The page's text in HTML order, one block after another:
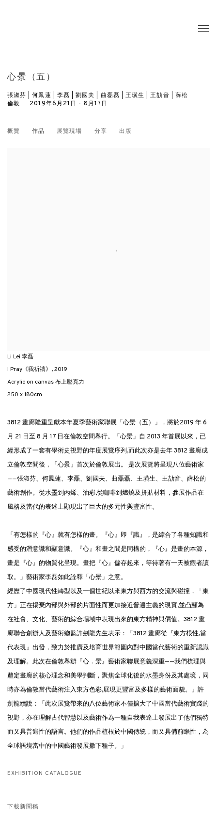
心·景（五）
張淑芬 | 何鳳蓮 | 李磊 | 劉國夫 | 曲磊磊 | 王璜生 | 王劼音 | 薛松
2019年6月21日 - 8月17日
倫敦
概覽 作品 展覽現場 分享 出版
Li Lei 李磊
I Pray《我祈禱》 ,2019
Acrylic on canvas 布上壓克力
250 x 180cm
3812 畫廊隆重呈獻本年夏季藝術家聯展「心·景（五）」，將於2019 年 6
月 21 日至 8 月 17 日在倫敦空間舉行。「心·景」自 2013 年首展以來，已
經形成了一套有學術史視野的年度展覽序列,而此次亦是去年 3812 畫廊成
立倫敦空間後，「心·景」首次於倫敦展出。 是次展覽將呈現八位藝術家
——張淑芬、何鳳蓮、李磊、劉國夫、曲磊磊、王璜生、王劼音、薛松的
藝術創作。從水墨到丙烯、油彩,從咖啡到燃燒及拼貼材料，參展作品在
風格及當代的表述上顯現出了巨大的多元性與豐富性。
「有怎樣的『心』就有怎樣的畫。『心』即『識』，是綜合了各種知識和
感受的潛意識和顯意識。『心』和畫之間是同構的，『心』是畫的本源，
畫是『心』的物質化呈現。畫把『心』儲存起來，等待著有一天被觀者讀
取。」藝術家李磊如此詮釋「心·景」之意。
經歷了中國現代性轉型以及一個世紀以來東方與西方的交流與碰撞，「東
方」正在揚棄內部與外部的片面性而更加接近普遍主義的現實,並凸顯為
在社會、文化、藝術的綜合場域中表現出來的東方精神與價值。3812 畫
廊聯合創辦人及藝術總監許劍龍先生表示：「3812 畫廊從『東方根性,當
代表現』出發，致力於推廣及培育世界範圍內對中國當代藝術的重新認識
及理解。此次在倫敦舉辦『心．景』藝術家聯展意義深重——我們梳理與
釐定畫廊的核心理念和美學判斷，聚焦全球化後的水墨身份及其處境，同
時亦為倫敦當代藝術注入東方色彩,展現更豐富及多樣的藝術面貌。」許
劍龍續說：「此次展覽帶來的八位藝術家不僅擴大了中國當代藝術實踐的
視野，亦在理解古代智慧以及藝術作為一種自我表達上發展出了他們獨特
而又具普遍性的語言。他們的作品植根於中國傳統，而又具備前瞻性，為
全球語境當中的中國藝術發展撒下種子。」
EXHIBITION CATALOGUE
下載新聞稿